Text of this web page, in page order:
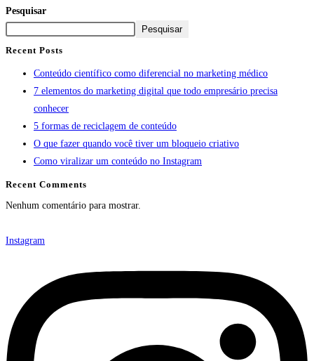
Pesquisar
Pesquisar
Recent Posts
Conteúdo científico como diferencial no marketing médico
7 elementos do marketing digital que todo empresário precisa
conhecer
5 formas de reciclagem de conteúdo
O que fazer quando você tiver um bloqueio criativo
Como viralizar um conteúdo no Instagram
Recent Comments
Nenhum comentário para mostrar.
Instagram